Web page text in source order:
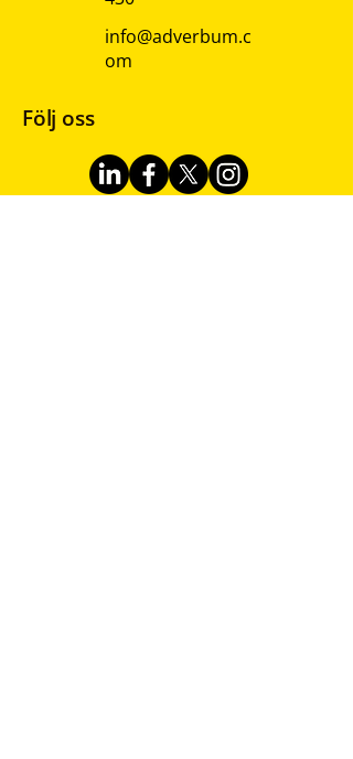
info@adverbum.c
om
Följ oss